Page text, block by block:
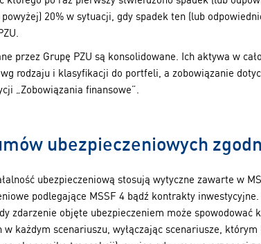
20% w sytuacji, gdy spadek ten (lub
przez Grupę PZU są konsolidowane. Ich aktywa w
rodzaju i klasyfikacji do portfeli, a zobowiązanie
„Zobowiązania finansowe”.
ubezpieczeniowych
ubezpieczeniową stosują wytyczne zawarte w
podlegające MSSF 4 bądź kontrakty
zdarzenie objęte ubezpieczeniem może spowodować
w każdym scenariuszu, wyłączając scenariusze,